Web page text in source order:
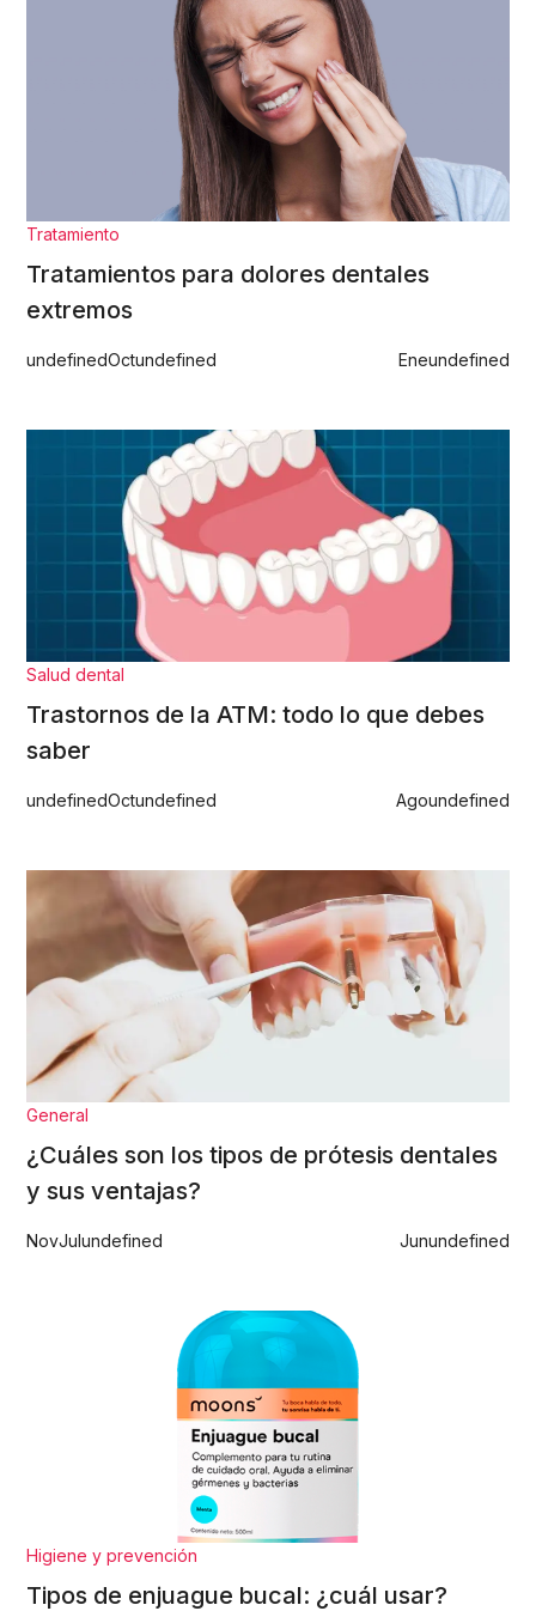
Tratamiento
Tratamientos para dolores dentales
extremos
undefinedOctundefined Eneundefined
Salud dental
Trastornos de la ATM: todo lo que debes
saber
undefinedOctundefined Agoundefined
General
¿Cuáles son los tipos de prótesis dentales
y sus ventajas?
NovJulundefined Junundefined
Higiene y prevención
Tipos de enjuague bucal: ¿cuál usar?